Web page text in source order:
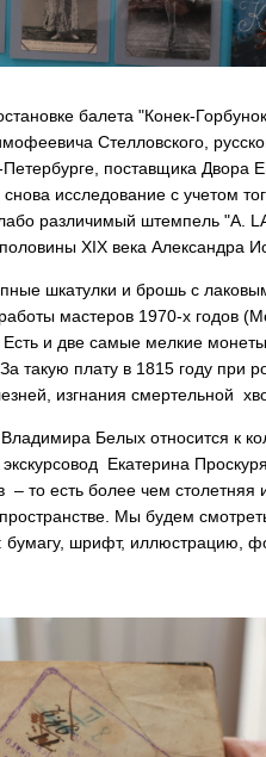
балета "Конек-
Стелловского,
поставщика Двора
исследование с учетом
различимый штемпель "A.
XIX века Александра
шкатулки и брошь с
мастеров 1970-х годов
и две самые мелкие
такую плату в 1815 году при
изгнания смертельной
Белых относится к
Екатерина
то есть более чем столетняя
Мы будем
бумагу, шрифт, иллюстрацию,